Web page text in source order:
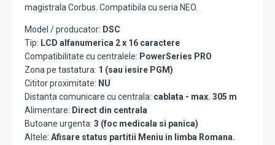
magistrala Corbus. Compatibila cu seria NEO.
Model / producator: DSC
Tip: LCD alfanumerica 2 x 16 caractere
Compatibilitate cu centralele: PowerSeries PRO
Zona pe tastatura: 1 (sau iesire PGM)
Cititor proximitate: NU
Distanta comunicare cu centrala: cablata - max. 305 m
Alimentare: Direct din centrala
Butoane urgenta: 3 (foc medicala si panica)
Altele: Afisare status partitii Meniu in limba Romana.